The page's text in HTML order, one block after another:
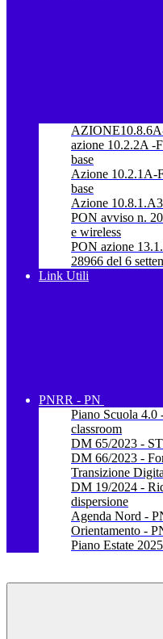
azione 10.2.2A -
base
Azione 10.2.1A-
base
Azione
PON avviso n.
e wireless
PON azione
28966 del 6
Link Utili
PNRR - PN
Piano Scuola 4.0
classroom
DM 65/2023 -
DM 66/2023 -
Transizione
DM 19/2024 -
dispersione
Agenda Nord -
Orientamento -
Piano Estate